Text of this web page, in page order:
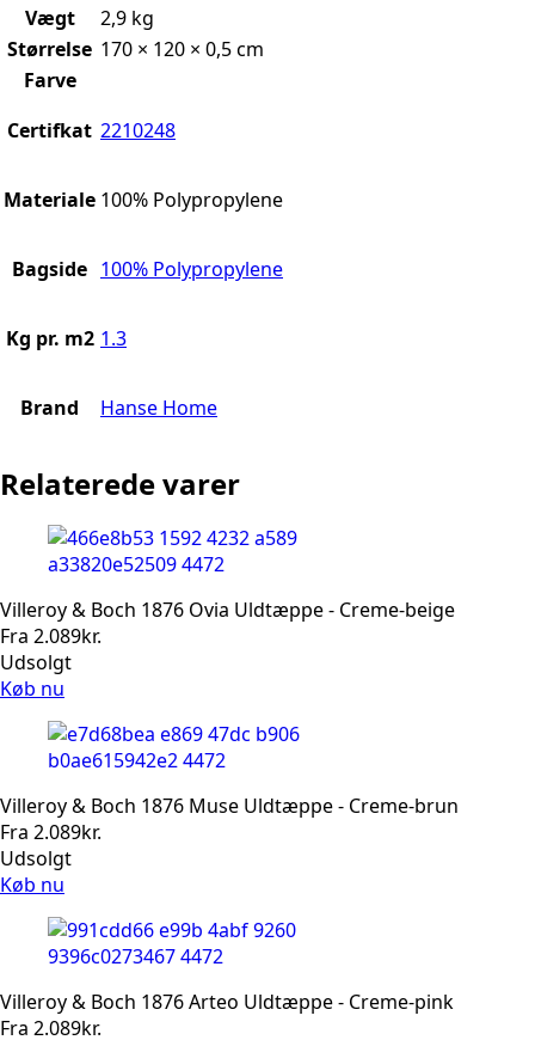
Vægt
2,9 kg
Størrelse 170 × 120 × 0,5 cm
Farve
Certifkat 2210248
Materiale 100% Polypropylene
Bagside 100% Polypropylene
Kg pr. m2 1.3
Brand Hanse Home
Relaterede varer
Villeroy & Boch 1876 Ovia Uldtæppe - Creme-beige
Fra 2.089kr.
Udsolgt
Køb nu
Villeroy & Boch 1876 Muse Uldtæppe - Creme-brun
Fra 2.089kr.
Udsolgt
Køb nu
Villeroy & Boch 1876 Arteo Uldtæppe - Creme-pink
Fra 2.089kr.